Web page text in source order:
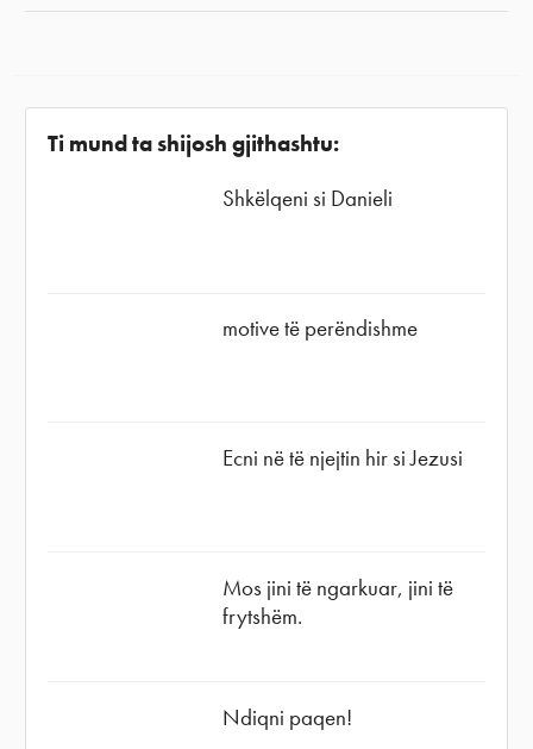
Ti mund ta shijosh gjithashtu:
Shkëlqeni si Danieli
motive të perëndishme
Ecni në të njejtin hir si Jezusi
Mos jini të ngarkuar, jini të
frytshëm.
Ndiqni paqen!